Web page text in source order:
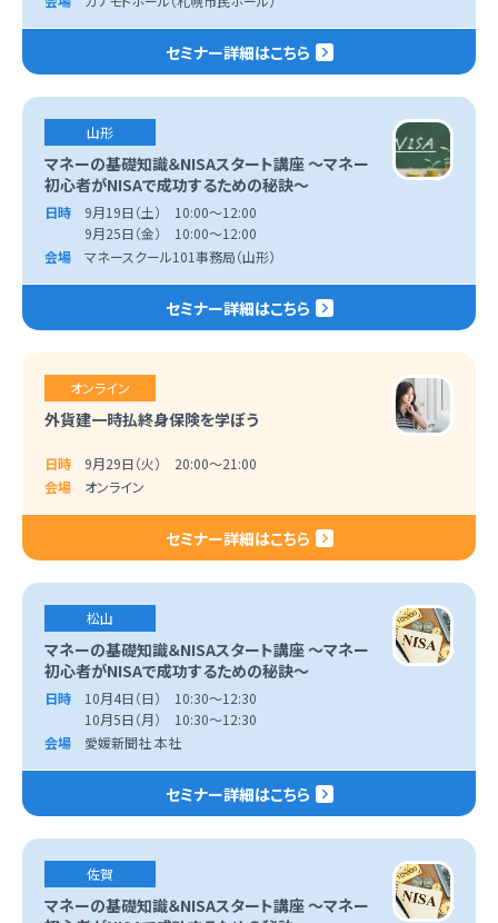
セミナー詳細はこちら
山形
マネーの基礎知識＆NISAスタート講座 ～マネー
初心者がNISAで成功するための秘訣～
日時
9月19日（土） 10:00～12:00
9月25日（金） 10:00～12:00
会場
マネースクール101事務局（山形）
セミナー詳細はこちら
オンライン
外貨建一時払終身保険を学ぼう
日時
9月29日（火） 20:00～21:00
会場
オンライン
セミナー詳細はこちら
松山
マネーの基礎知識＆NISAスタート講座 ～マネー
初心者がNISAで成功するための秘訣～
日時
10月4日（日） 10:30～12:30
10月5日（月） 10:30～12:30
会場
愛媛新聞社 本社
セミナー詳細はこちら
佐賀
マネーの基礎知識＆NISAスタート講座 ～マネー